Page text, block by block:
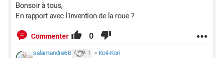
Bonsoir à tous,
En rapport avec l'invention de la roue ?
Commenter 0
salamandre68 1 > Kori-Kori